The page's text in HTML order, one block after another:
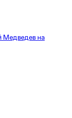
Медведев на